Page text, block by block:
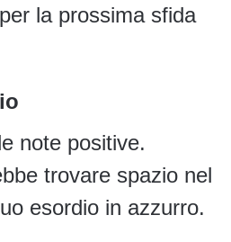
la prossima sfida
note positive.
trovare spazio nel
esordio in azzurro.